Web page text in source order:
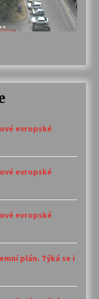
evropské
evropské
evropské
plán. Týká se i